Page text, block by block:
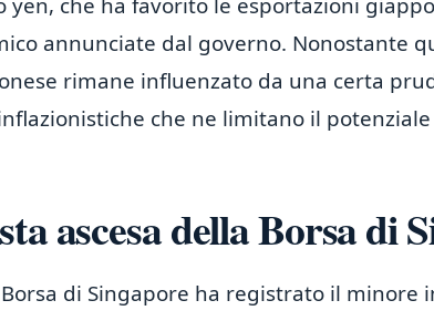
yen, che ha favorito le esportazioni
annunciate dal governo. Nonostante
rimane influenzato da una certa
che ne limitano il
ascesa della Borsa di
di Singapore ha registrato il minore